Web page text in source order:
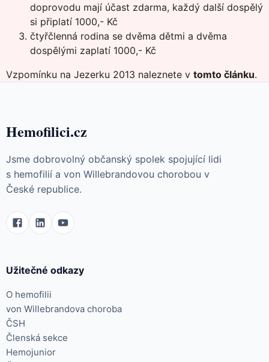
doprovodu mají účast zdarma, každý další dospělý
si připlatí 1000,- Kč
čtyřčlenná rodina se dvěma dětmi a dvěma
dospělými zaplatí 1000,- Kč
Vzpomínku na Jezerku 2013 naleznete v tomto článku.
Hemofilici.cz
Jsme dobrovolný občanský spolek spojující lidi
s hemofilií a von Willebrandovou chorobou v
České republice.
Užitečné odkazy
O hemofilii
von Willebrandova choroba
ČSH
Členská sekce
Hemojunior